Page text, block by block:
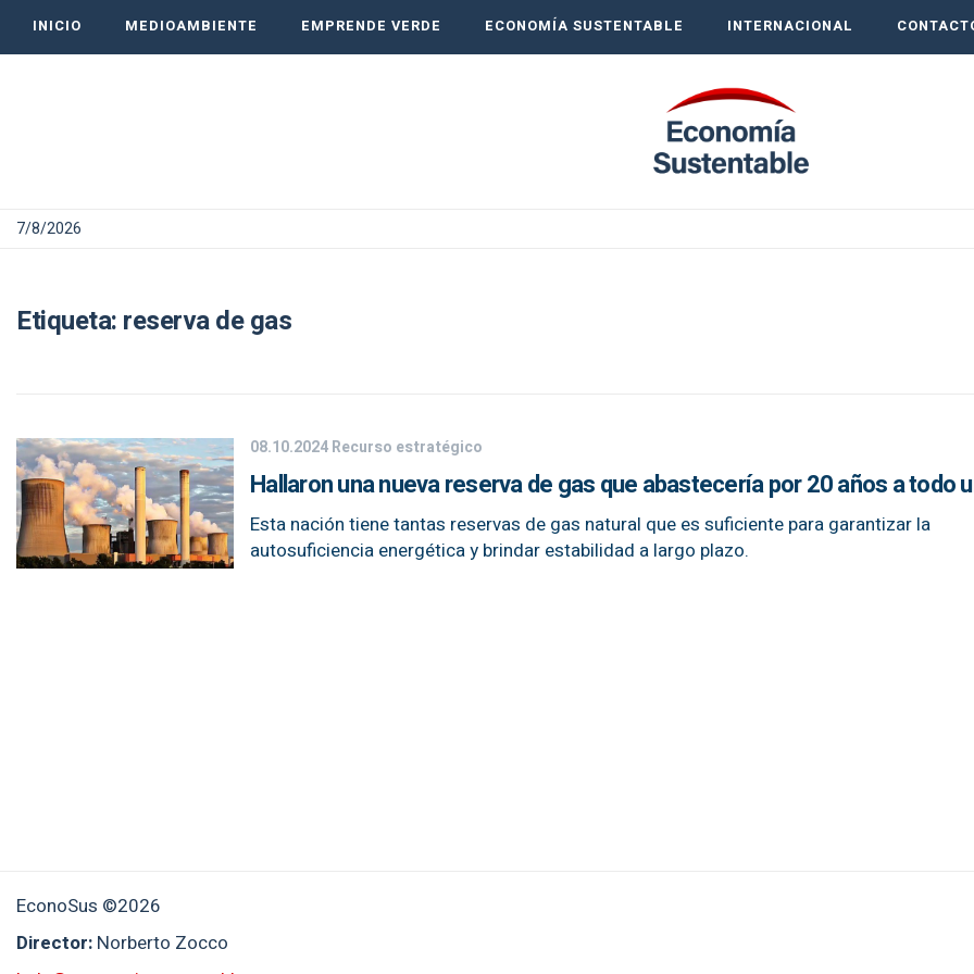
INICIO MEDIOAMBIENTE EMPRENDE VERDE ECONOMÍA SUSTENTABLE INTERNACIONAL
7/8/2026
Etiqueta: reserva de gas
08.10.2024Recurso estratégico
Hallaron una nueva reserva de gas que abastecería por 20 años a todo
Esta nación tiene tantas reservas de gas natural que es suficiente para garantizar la
autosuficiencia energética y brindar estabilidad a largo plazo.
EconoSus ©2026
Director: Norberto Zocco